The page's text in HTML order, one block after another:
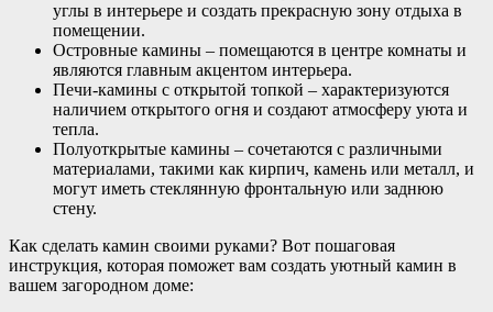
углы в интерьере и создать прекрасную зону отдыха в
помещении.
Островные камины – помещаются в центре комнаты и
являются главным акцентом интерьера.
Печи-камины с открытой топкой – характеризуются
наличием открытого огня и создают атмосферу уюта и
тепла.
Полуоткрытые камины – сочетаются с различными
материалами, такими как кирпич, камень или металл, и
могут иметь стеклянную фронтальную или заднюю
стену.
Как сделать камин своими руками? Вот пошаговая
инструкция, которая поможет вам создать уютный камин в
вашем загородном доме: